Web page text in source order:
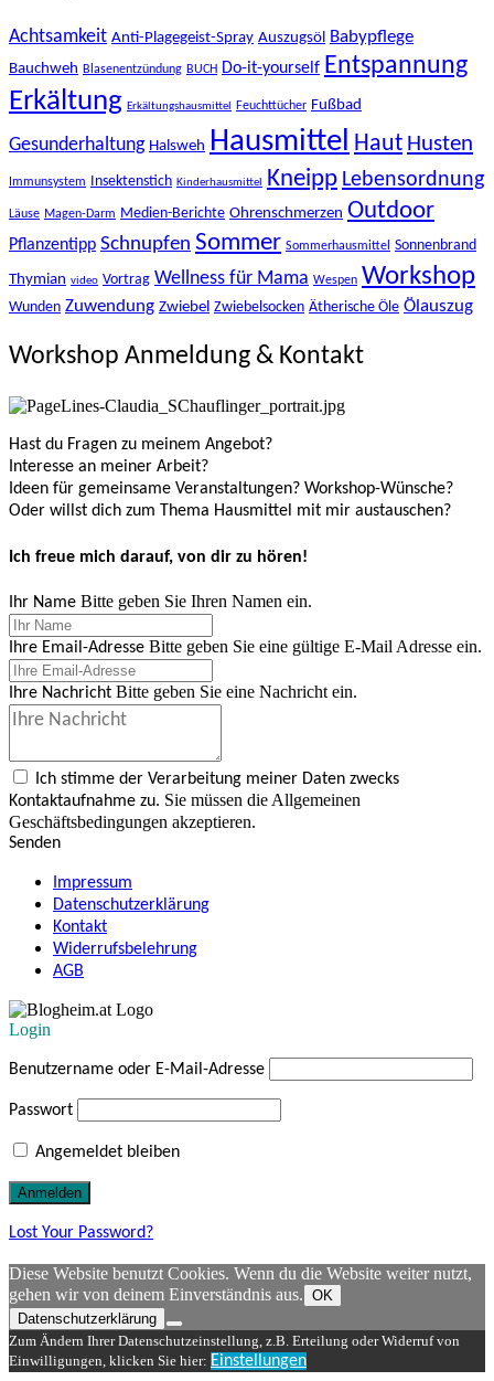
Achtsamkeit Anti-Plagegeist-Spray Auszugsöl Babypflege
Bauchweh Blasenentzündung BUCH Do-it-yourself Entspannung
Erkältung Erkältungshausmittel Feuchttücher Fußbad
Gesunderhaltung Halsweh Hausmittel Haut Husten
Immunsystem Insektenstich Kinderhausmittel Kneipp Lebensordnung
Läuse Magen-Darm Medien-Berichte Ohrenschmerzen Outdoor
Pflanzentipp Schnupfen Sommer Sommerhausmittel Sonnenbrand
Thymian video Vortrag Wellness für Mama Wespen Workshop
Wunden Zuwendung Zwiebel Zwiebelsocken Ätherische Öle Ölauszug
Workshop Anmeldung & Kontakt
Hast du Fragen zu meinem Angebot?
Interesse an meiner Arbeit?
Ideen für gemeinsame Veranstaltungen? Workshop-Wünsche?
Oder willst dich zum Thema Hausmittel mit mir austauschen?
Ich freue mich darauf, von dir zu hören!
Ihr Name Bitte geben Sie Ihren Namen ein.
Ihre Email-Adresse Bitte geben Sie eine gültige E-Mail Adresse ein.
Ihre Nachricht Bitte geben Sie eine Nachricht ein.
Ich stimme der Verarbeitung meiner Daten zwecks
Kontaktaufnahme zu. Sie müssen die Allgemeinen
Geschäftsbedingungen akzeptieren.
Senden
Impressum
Datenschutzerklärung
Kontakt
Widerrufsbelehrung
AGB
Login
Benutzername oder E-Mail-Adresse
Passwort
Angemeldet bleiben
Lost Your Password?
Diese Website benutzt Cookies. Wenn du die Website weiter nutzt,
gehen wir von deinem Einverständnis aus. OK
Datenschutzerklärung
Zum Ändern Ihrer Datenschutzeinstellung, z.B. Erteilung oder Widerruf von
Einwilligungen, klicken Sie hier: Einstellungen